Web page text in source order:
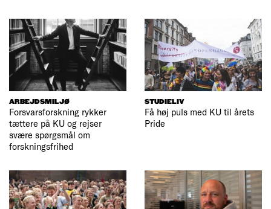
ARBEJDSMILJØ
Forsvarsforskning rykker
tættere på KU og rejser
svære spørgsmål om
forskningsfrihed
STUDIELIV
Få høj puls med KU til årets
Pride